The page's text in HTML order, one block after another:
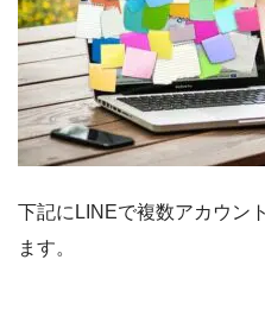
下記にLINEで複数アカウン
ます。